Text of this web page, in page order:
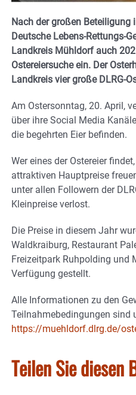
Nach der großen Beteiligung
Deutsche Lebens-Rettungs-
Landkreis Mühldorf auch
Ostereiersuche ein. Der
Landkreis vier große DLRG-
Am Ostersonntag, 20. April,
über ihre Social Media
die begehrten Eier befinden.
Wer eines der Ostereier
attraktiven Hauptpreise
unter allen Followern der
Kleinpreise verlost.
Die Preise in diesem Jahr
Waldkraiburg, Restaurant
Freizeitpark Ruhpolding und
Verfügung gestellt.
Alle Informationen zu den
Teilnahmebedingungen sind
https://muehldorf.dlrg.de/
Teilen Sie diesen